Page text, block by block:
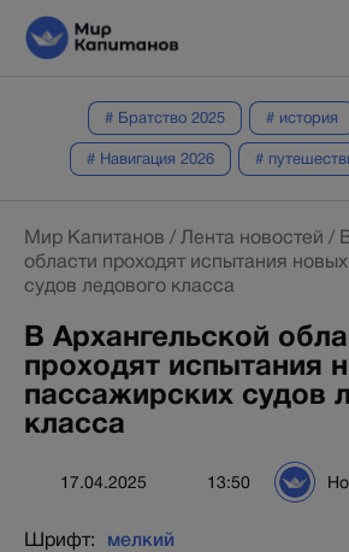
# Братство 2025 # история
# Навигация 2026 #
Мир Капитанов / Лента новостей /
области проходят испытания
судов ледового класса
В Архангельской
проходят испытания
пассажирских судов
класса
17.04.2025 13:50
Шрифт: